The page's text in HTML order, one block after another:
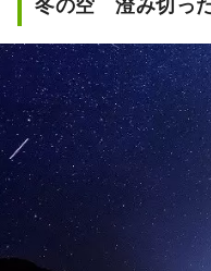
冬の空 澄み切っ